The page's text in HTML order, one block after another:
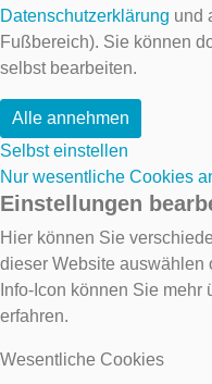
Datenschutzerklärung und
Fußbereich). Sie können
selbst bearbeiten.
Alle annehmen
Selbst einstellen
Nur wesentliche Cookies
Einstellungen
Hier können Sie
dieser Website auswählen
Info-Icon können Sie
erfahren.
Wesentliche Cookies